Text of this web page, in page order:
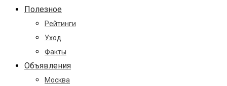
Полезное
Рейтинги
Уход
Факты
Объявления
Москва